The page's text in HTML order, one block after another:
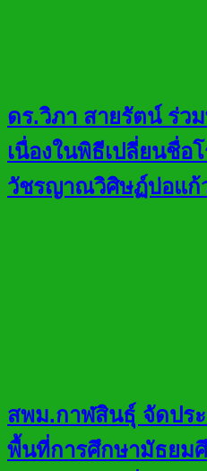
ดร.วิภา สายรัตน์ ร่ว
เนื่องในพิธีเปลี่ยนชื่อ
วัชรญาณวิศิษฏ์บ่อแก้
สพม.กาฬสินธุ์ จัดปร
พื้นที่การศึกษามัธยม